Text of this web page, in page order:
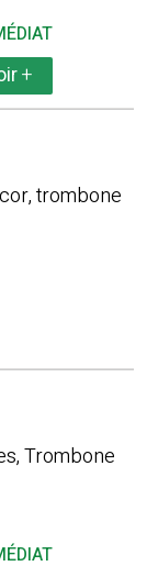
+
trombone
Trombone